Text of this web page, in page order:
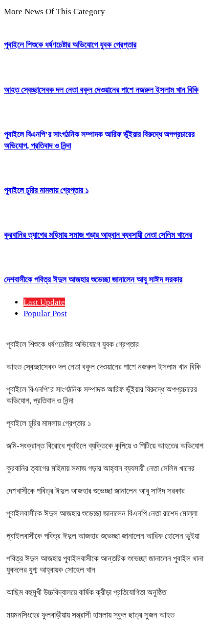
More News Of This Category
পূবাইলে শিশুকে ধর্ষণচেষ্টার অভিযোগে যুবক গ্রেপ্তার
আহত স্বেচ্ছাসেবক দল নেতা বকুল দেওয়ানের পাশে নজরুল ইসলাম খান বিকি
পূবাইলে বিএনপি’র সাংগঠনিক সম্পাদক আরিফ ভূঁইয়ার বিরুদ্ধে অপপ্রচারের
অভিযোগ, প্রতিবাদ ও নিন্দা
পূবাইলে চুরির মামলায় গ্রেপ্তার ১
কুরবানির ত্যাগের মহিমায় সমাজ গড়ার আহ্বান ব্যবসায়ী নেতা সেলিম খানের
দেশবাসীকে পবিত্র ঈদুল আজহার শুভেচ্ছা জানালেন আবু সাঈদ সরকার
Last Update
Popular Post
পূবাইলে শিশুকে ধর্ষণচেষ্টার অভিযোগে যুবক গ্রেপ্তার
আহত স্বেচ্ছাসেবক দল নেতা বকুল দেওয়ানের পাশে নজরুল ইসলাম খান বিকি
পূবাইলে বিএনপি’র সাংগঠনিক সম্পাদক আরিফ ভূঁইয়ার বিরুদ্ধে অপপ্রচারের
অভিযোগ, প্রতিবাদ ও নিন্দা
পূবাইলে চুরির মামলায় গ্রেপ্তার ১
জমি-সংক্রান্ত বিরোধে পূবাইলে ব্যক্তিকে কুপিয়ে ও পিটিয়ে আহতের অভিযোগ
কুরবানির ত্যাগের মহিমায় সমাজ গড়ার আহ্বান ব্যবসায়ী নেতা সেলিম খানের
দেশবাসীকে পবিত্র ঈদুল আজহার শুভেচ্ছা জানালেন আবু সাঈদ সরকার
পূবাইলবাসীকে ঈদুল আজহার শুভেচ্ছা জানালেন বিএনপি নেতা রাশেদ মোল্লা
পূবাইলবাসীকে পবিত্র ঈদুল আজহার শুভেচ্ছা জানালেন আরিফ হোসেন ভূইয়া
পবিত্র ঈদুল আজহায় পূবাইলবাসীকে আন্তরিক শুভেচ্ছা জানালেন পূবাইল থানা
যুবদলের যুগ্ম আহ্বায়ক সোহেল খান
আছিম বহুমুখী উচ্চবিদ্যালয়ে বার্ষিক ক্রীড়া প্রতিযোগিতা অনুষ্ঠিত
ময়মনসিংহের ফুলবাড়ীয়ায় সন্ত্রাসী হামলায় স্কুল ছাত্র সুজন আহত